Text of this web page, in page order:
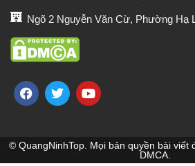
Ngõ 2 Nguyễn Văn Cừ, Phường Hạ
© QuangNinhTop. Mọi bản quyền bài viết
DMCA.